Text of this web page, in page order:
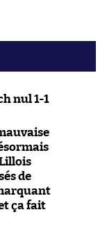
nul 1-1
de
ça fait